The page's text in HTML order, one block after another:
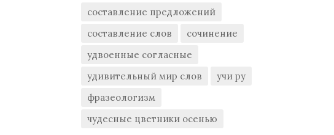
составление предложений
составление слов
сочинение
удвоенные согласные
удивительный мир слов
учи ру
фразеологизм
чудесные цветники осенью